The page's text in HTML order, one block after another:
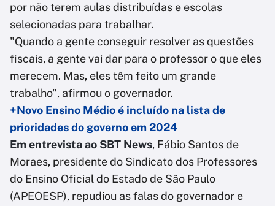
por não terem aulas distribuídas e escolas
selecionadas para trabalhar.
"Quando a gente conseguir resolver as questões
fiscais, a gente vai dar para o professor o que eles
merecem. Mas, eles têm feito um grande
trabalho", afirmou o governador.
+Novo Ensino Médio é incluído na lista de
prioridades do governo em 2024
Em entrevista ao SBT News, Fábio Santos de
Moraes, presidente do Sindicato dos Professores
do Ensino Oficial do Estado de São Paulo
(APEOESP), repudiou as falas do governador e